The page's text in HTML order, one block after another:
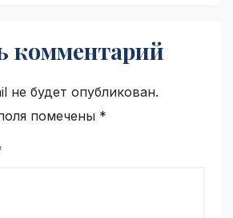
комментарий
не будет опубликован.
помечены *